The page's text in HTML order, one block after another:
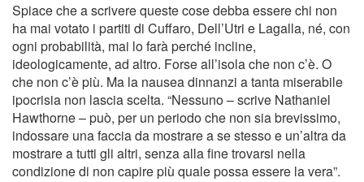
Spiace che a scrivere queste cose debba essere chi non
ha mai votato i partiti di Cuffaro, Dell’Utri e Lagalla, né, con
ogni probabilità, mai lo farà perché incline,
ideologicamente, ad altro. Forse all’isola che non c’è. O
che non c’è più. Ma la nausea dinnanzi a tanta miserabile
ipocrisia non lascia scelta. “Nessuno – scrive Nathaniel
Hawthorne – può, per un periodo che non sia brevissimo,
indossare una faccia da mostrare a se stesso e un’altra da
mostrare a tutti gli altri, senza alla fine trovarsi nella
condizione di non capire più quale possa essere la vera”.